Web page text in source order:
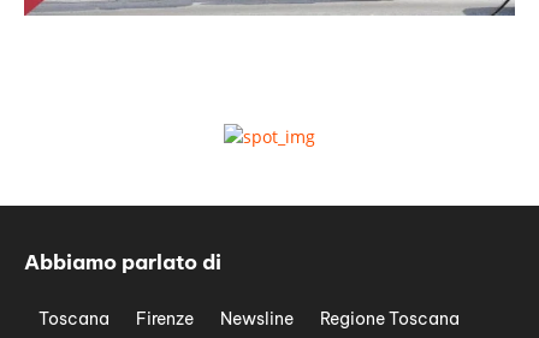
Abbiamo parlato di
Toscana Firenze Newsline
Regione Toscana